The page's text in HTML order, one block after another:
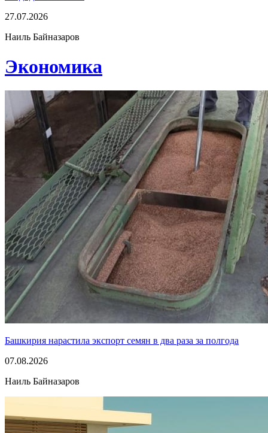
27.07.2026
Наиль Байназаров
Экономика
Башкирия нарастила экспорт семян в два раза за полгода
07.08.2026
Наиль Байназаров